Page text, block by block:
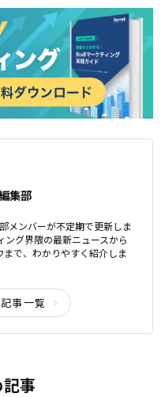
集部
メンバーが不定期で更新しま
ング界隈の最新ニュースから
まで、わかりやすく紹介しま
事一覧
事